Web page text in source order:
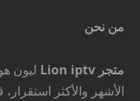
من نحن
متجر Lion iptv